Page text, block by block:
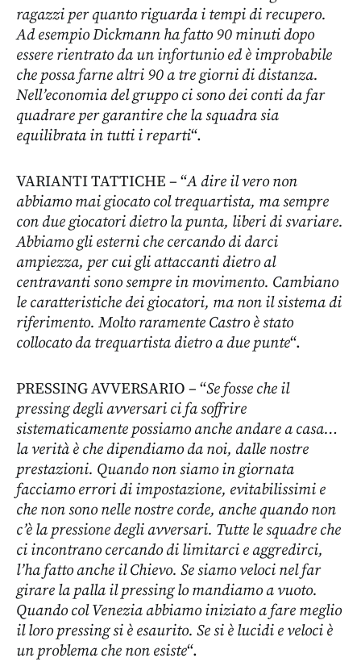
ragazzi per quanto riguarda i tempi di recupero.
Ad esempio Dickmann ha fatto 90 minuti dopo
essere rientrato da un infortunio ed è improbabile
che possa farne altri 90 a tre giorni di distanza.
Nell’economia del gruppo ci sono dei conti da far
quadrare per garantire che la squadra sia
equilibrata in tutti i reparti“.
VARIANTI TATTICHE – “A dire il vero non
abbiamo mai giocato col trequartista, ma sempre
con due giocatori dietro la punta, liberi di svariare.
Abbiamo gli esterni che cercando di darci
ampiezza, per cui gli attaccanti dietro al
centravanti sono sempre in movimento. Cambiano
le caratteristiche dei giocatori, ma non il sistema di
riferimento. Molto raramente Castro è stato
collocato da trequartista dietro a due punte“.
PRESSING AVVERSARIO – “Se fosse che il
pressing degli avversari ci fa soffrire
sistematicamente possiamo anche andare a casa…
la verità è che dipendiamo da noi, dalle nostre
prestazioni. Quando non siamo in giornata
facciamo errori di impostazione, evitabilissimi e
che non sono nelle nostre corde, anche quando non
c’è la pressione degli avversari. Tutte le squadre che
ci incontrano cercando di limitarci e aggredirci,
l’ha fatto anche il Chievo. Se siamo veloci nel far
girare la palla il pressing lo mandiamo a vuoto.
Quando col Venezia abbiamo iniziato a fare meglio
il loro pressing si è esaurito. Se si è lucidi e veloci è
un problema che non esiste“.